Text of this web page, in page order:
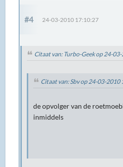
#4 24-03-2010 17:10:27
Citaat van: Turbo-Geek op 24-
Citaat van: Sbv op 24-03-2010
de opvolger van de
inmiddels